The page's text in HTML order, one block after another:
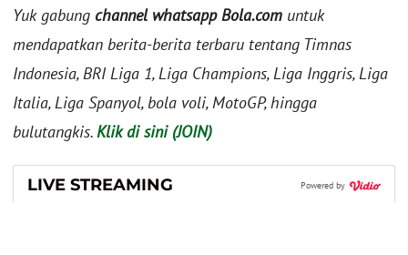
Yuk gabung channel whatsapp Bola.com untuk
mendapatkan berita-berita terbaru tentang Timnas
Indonesia, BRI Liga 1, Liga Champions, Liga Inggris, Liga
Italia, Liga Spanyol, bola voli, MotoGP, hingga
bulutangkis.Klik di sini (JOIN)
LIVE STREAMING Powered by